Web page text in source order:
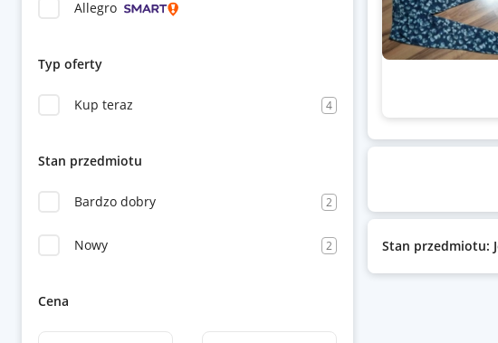
Allegro
Typ oferty
Kup teraz 4
Stan przedmiotu
Bardzo dobry 2
Nowy 2
Cena
Stan przedmiotu: